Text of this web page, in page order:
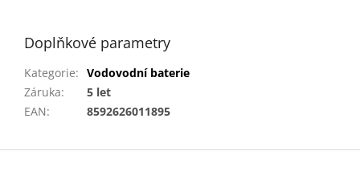
Doplňkové parametry
Kategorie: Vodovodní baterie
Záruka:
5 let
EAN: 8592626011895
Z